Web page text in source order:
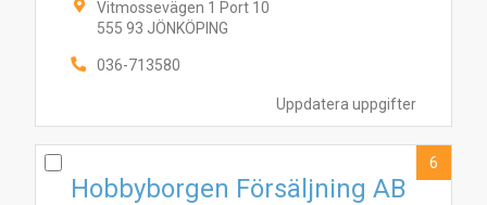
Uppdatera uppgifter
Vitmossevägen 1 Port 10
555 93 JÖNKÖPING
036-713580
Hobbyborgen Försäljning AB
6